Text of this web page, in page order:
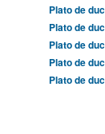
Plato de
Plato de
Plato de
Plato de
Plato de